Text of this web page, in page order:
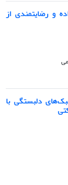
و رضایتمندی از
دلبستگی با